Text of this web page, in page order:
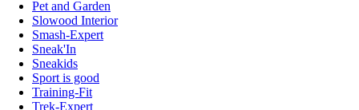
Pet and Garden
Slowood Interior
Smash-Expert
Sneak'In
Sneakids
Sport is good
Training-Fit
Trek-Expert